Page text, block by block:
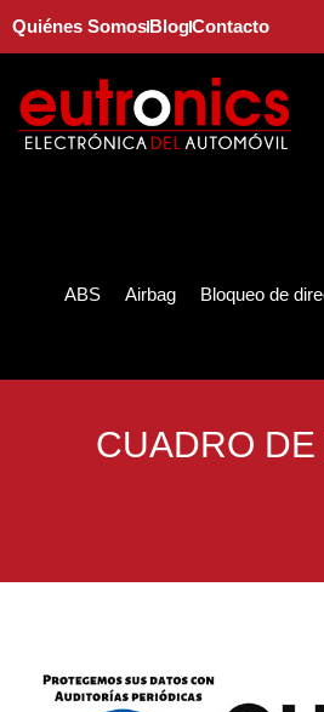
Quiénes SomosBlogContacto
ABS Airbag Bloqueo de
CUADRO